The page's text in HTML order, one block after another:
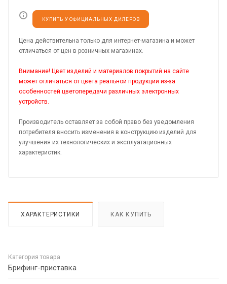
КУПИТЬ У ОФИЦИАЛЬНЫХ ДИЛЕРОВ
Цена действительна только для интернет-магазина и может
отличаться от цен в розничных магазинах.
Внимание! Цвет изделий и материалов покрытий на сайте
может отличаться от цвета реальной продукции из-за
особенностей цветопередачи различных электронных
устройств.
Производитель оставляет за собой право без уведомления
потребителя вносить изменения в конструкцию изделий для
улучшения их технологических и эксплуатационных
характеристик.
ХАРАКТЕРИСТИКИ КАК КУПИТЬ
Категория товара
Брифинг-приставка